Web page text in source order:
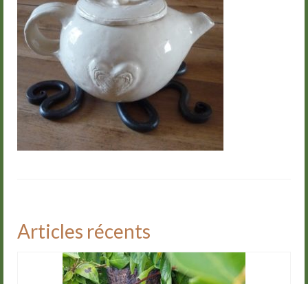
Groupes
Livre d’or
Contact
Articles récents